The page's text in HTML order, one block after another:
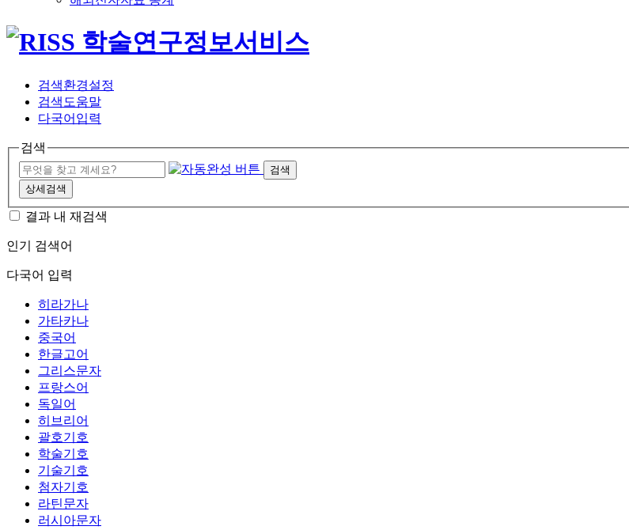
검색환경설정
검색도움말
다국어입력
검색
검색
상세검색
결과 내 재검색
인기 검색어
다국어 입력
히라가나
가타카나
중국어
한글고어
그리스문자
프랑스어
독일어
히브리어
괄호기호
학술기호
기술기호
첨자기호
라틴문자
러시아문자